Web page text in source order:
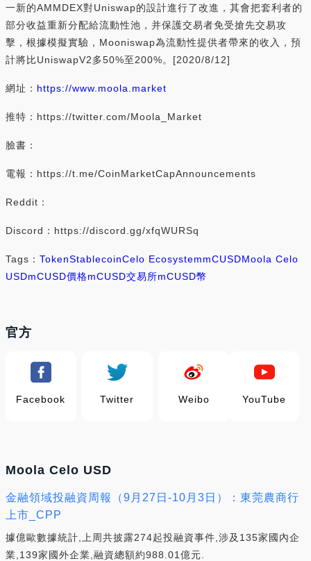
一新的AMMDEX對Uniswap的設計進行了改進，其會把套利者的
部分收益重新分配給流動性池，并保護交易者免受搶先交易攻
擊，根據模擬實驗，Mooniswap為流動性提供者帶來的收入，預
計將比UniswapV2多50%至200%。[2020/8/12]
網址： https://www.moola.market
推特：https://twitter.com/Moola_Market
臉書：
電報：https://t.me/CoinMarketCapAnnouncements
Reddit：
Discord：https://discord.gg/xfqWURSq
Tags： TokenStablecoinCelo EcosystemmCUSDMoola Celo
USDmCUSD價格mCUSD交易所mCUSD幣
官方
Facebook Twitter Weibo YouTube
Moola Celo USD
金融領域投融資周報（9月27日-10月3日）：東莞農商行
上市_CPP
據億歐數據統計,上周共披露274起投融資事件,涉及135家國內企
業,139家國外企業,融資總額約988.01億元.